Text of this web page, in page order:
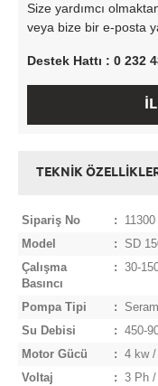
Size yardımcı
veya bize bir e-posta
Destek Hattı : 0 232
TEKNİK
Sipariş No :
11300
Model
:
SD
Çalışma
Basıncı
: 30-
Pompa Tipi :
Su Debisi
:
450-
Motor Gücü
:
4 kw
Voltaj
:
3 Ph